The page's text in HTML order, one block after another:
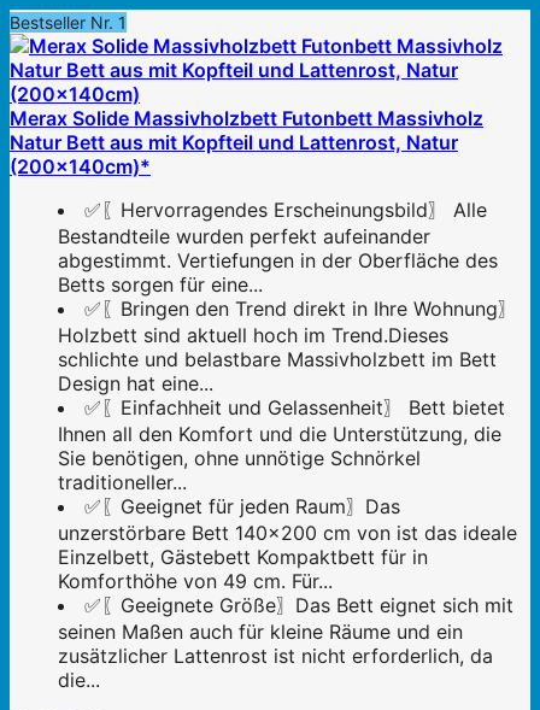
Bestseller Nr. 1
Merax Solide Massivholzbett Futonbett Massivholz
Natur Bett aus mit Kopfteil und Lattenrost, Natur
(200x140cm)*
✅〖Hervorragendes Erscheinungsbild〗 Alle
Bestandteile wurden perfekt aufeinander
abgestimmt. Vertiefungen in der Oberfläche des
Betts sorgen für eine...
✅〖Bringen den Trend direkt in Ihre Wohnung〗
Holzbett sind aktuell hoch im Trend.Dieses
schlichte und belastbare Massivholzbett im Bett
Design hat eine...
✅〖Einfachheit und Gelassenheit〗 Bett bietet
Ihnen all den Komfort und die Unterstützung, die
Sie benötigen, ohne unnötige Schnörkel
traditioneller...
✅〖Geeignet für jeden Raum〗Das
unzerstörbare Bett 140x200 cm von ist das ideale
Einzelbett, Gästebett Kompaktbett für in
Komforthöhe von 49 cm. Für...
✅〖Geeignete Größe〗Das Bett eignet sich mit
seinen Maßen auch für kleine Räume und ein
zusätzlicher Lattenrost ist nicht erforderlich, da
die...